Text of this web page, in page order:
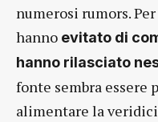
numerosi rumors.
hanno evitato di
hanno rilasciato
fonte sembra essere
alimentare la